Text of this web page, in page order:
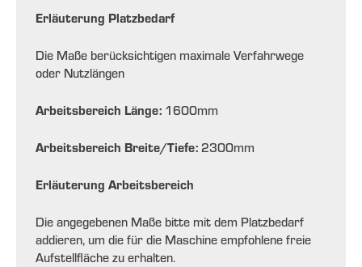
Erläuterung Platzbedarf
Die Maße berücksichtigen maximale Verfahrwege
oder Nutzlängen
Arbeitsbereich Länge: 1600mm
Arbeitsbereich Breite/Tiefe: 2300mm
Erläuterung Arbeitsbereich
Die angegebenen Maße bitte mit dem Platzbedarf
addieren, um die für die Maschine empfohlene freie
Aufstellfläche zu erhalten.